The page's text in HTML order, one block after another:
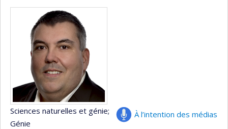
À l’intention des médias
Sciences naturelles et génie;
Génie